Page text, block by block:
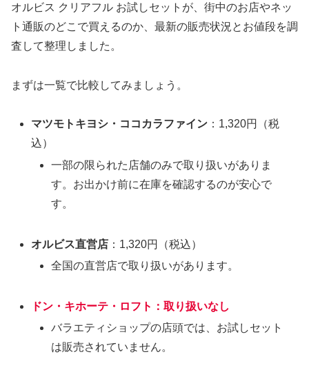
オルビス クリアフル お試しセットが、街中のお店やネッ
ト通販のどこで買えるのか、最新の販売状況とお値段を調
査して整理しました。
まずは一覧で比較してみましょう。
マツモトキヨシ・ココカラファイン ：1,320円（税
込）
一部の限られた店舗のみで取り扱いがありま
す。お出かけ前に在庫を確認するのが安心で
す。
オルビス直営店 ：1,320円（税込）
全国の直営店で取り扱いがあります。
ドン・キホーテ・ロフト ：取り扱いなし
バラエティショップの店頭では、お試しセット
は販売されていません。